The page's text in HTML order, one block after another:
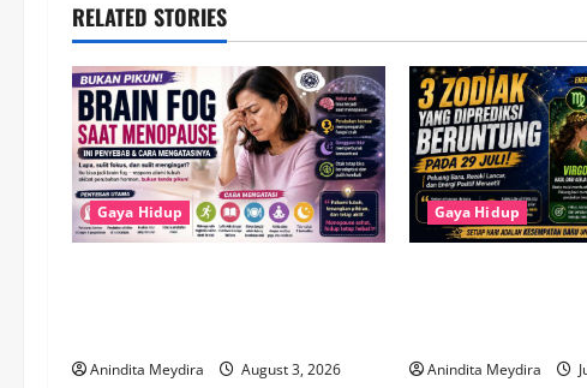
v
i
g
a
t
RELATED STORIES
Gaya Hidup
Anindita Meydira August 3, 2026
Gaya Hidup
Anindita Meydira